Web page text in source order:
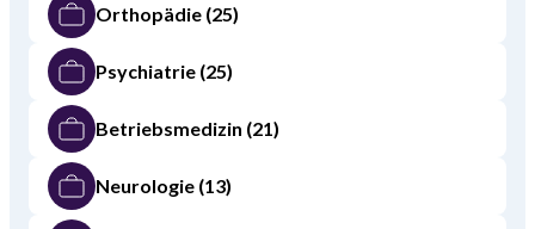
Orthopädie (25)
Psychiatrie (25)
Betriebsmedizin (21)
Neurologie (13)